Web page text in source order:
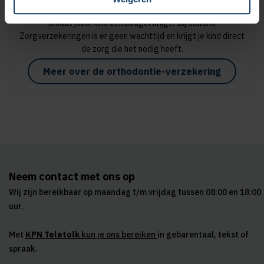
omdat jouw kind een beugel krijgt? Bij Salland
Zorgverzekeringen is er geen wachttijd en krijgt je kind direct
de zorg die het nodig heeft.
Meer over de orthodontie-verzekering
Neem contact met ons op
Wij zijn bereikbaar op maandag t/m vrijdag tussen 08:00 en 18:00
uur.
Met KPN Teletolk kun je ons bereiken in gebarentaal, tekst of
spraak.